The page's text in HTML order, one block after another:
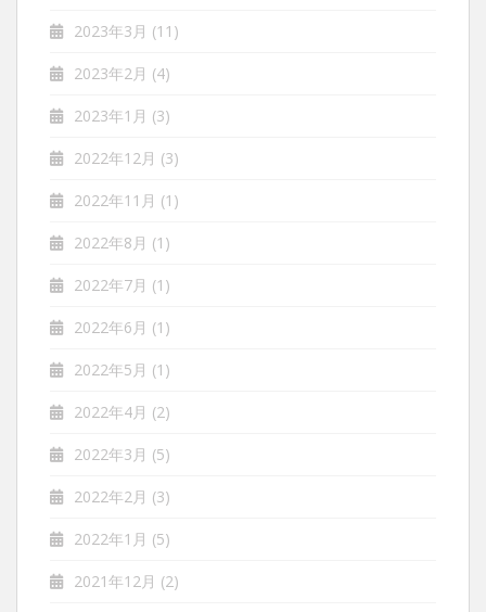
2023年3月 (11)
2023年2月 (4)
2023年1月 (3)
2022年12月 (3)
2022年11月 (1)
2022年8月 (1)
2022年7月 (1)
2022年6月 (1)
2022年5月 (1)
2022年4月 (2)
2022年3月 (5)
2022年2月 (3)
2022年1月 (5)
2021年12月 (2)